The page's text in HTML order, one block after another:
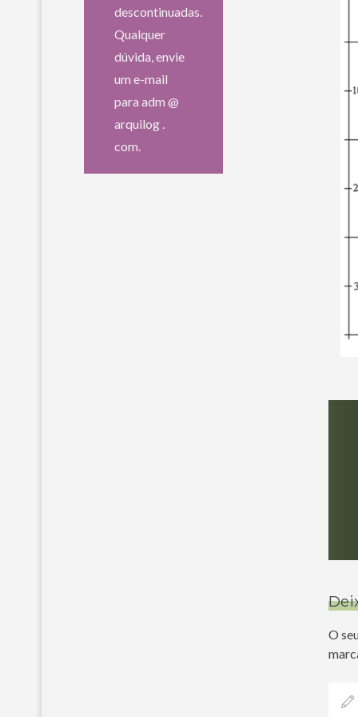
O
descontinuadas.
Qualquer
dúvida, envie
um e-mail
para adm @
arquilog .
com.